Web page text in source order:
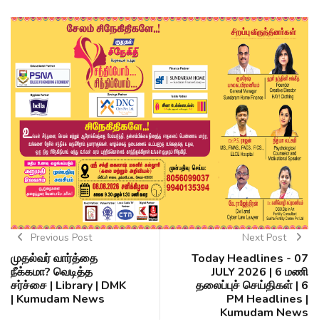
Previous Post
முதல்வர் வார்த்தை
நீக்கமா? வெடித்த
சர்ச்சை | Library | DMK
| Kumudam News
Next Post
Today Headlines - 07
JULY 2026 | 6 மணி
தலைப்புச் செய்திகள் | 6
PM Headlines |
Kumudam News